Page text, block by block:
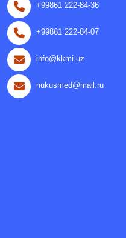
+99861 222-84-36
+99861 222-84-07
info@kkmi.uz
nukusmed@mail.ru